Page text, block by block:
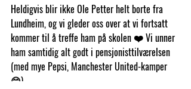
Heldigvis blir ikke Ole Petter helt borte fra
Lundheim, og vi gleder oss over at vi fortsatt
kommer til å treffe ham på skolen ❤️ Vi unner
ham samtidig alt godt i pensjonisttilværelsen
(med mye Pepsi, Manchester United-kamper
😊).